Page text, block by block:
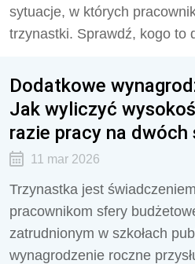
sytuacje, w których
trzynastki. Sprawdź, kogo to
Dodatkowe
Jak wyliczyć
razie pracy na
11 mar 2026
Trzynastka jest
pracownikom sfery
zatrudnionym w szkołach
wynagrodzenie roczne